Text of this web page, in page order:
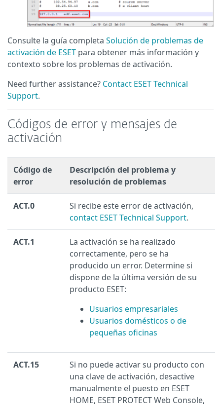
Consulte la guía completa Solución de problemas de
activación de ESET para obtener más información y
contexto sobre los problemas de activación.
Need further assistance? Contact ESET Technical
Support.
Códigos de error y mensajes de
activación
Código de
error
Descripción del problema y
resolución de problemas
ACT.0
Si recibe este error de activación,
contact ESET Technical Support.
ACT.1
La activación se ha realizado
correctamente, pero se ha
producido un error. Determine si
dispone de la última versión de su
producto ESET:
Usuarios empresariales
Usuarios domésticos o de
pequeñas oficinas
ACT.15
Si no puede activar su producto con
una clave de activación, desactive
manualmente el puesto en ESET
HOME, ESET PROTECT Web Console,